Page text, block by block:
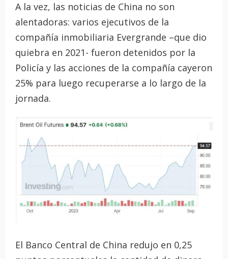
A la vez, las noticias de China no son
alentadoras: varios ejecutivos de la
compañía inmobiliaria Evergrande –que dio
quiebra en 2021- fueron detenidos por la
Policía y las acciones de la compañía cayeron
25% para luego recuperarse a lo largo de la
jornada.
El Banco Central de China redujo en 0,25